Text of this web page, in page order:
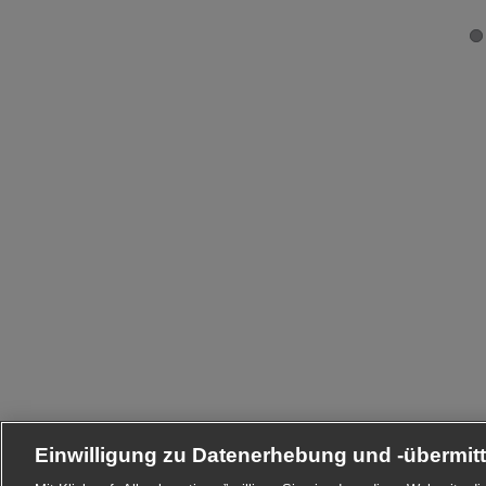
Einwilligung zu Datenerhebung und -